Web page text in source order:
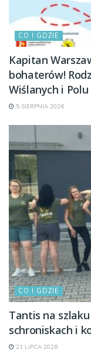
CO I GDZIE
Kapitan
bohaterów!
Wiślanych i
5 SIERPNIA 2026
CO I GDZIE
Tantis na
schroniskach i
21 LIPCA 2026